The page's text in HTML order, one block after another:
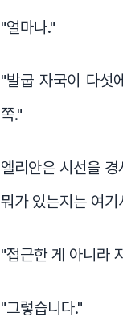
"얼마나."
"발굽 자국이 다섯
쪽."
엘리안은 시선을
뭐가 있는지는 여
"접근한 게 아니라
"그렇습니다."